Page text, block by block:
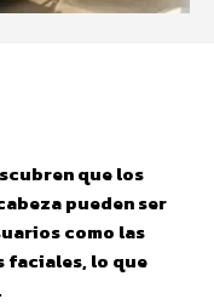
que los
pueden ser
como las
faciales, lo que